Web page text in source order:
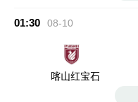
01:30 08-10
喀山红宝石